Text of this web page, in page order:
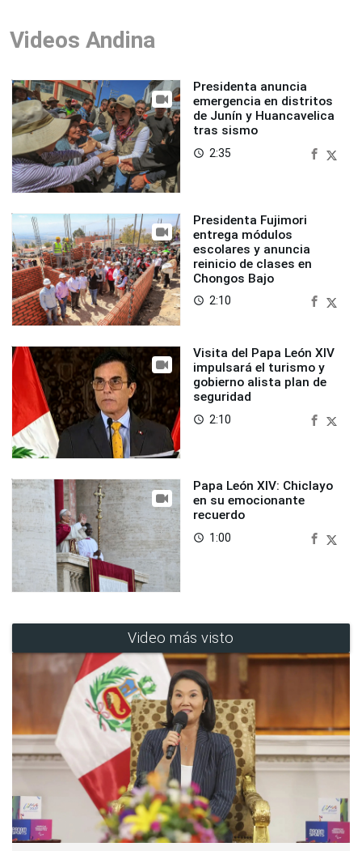
Videos Andina
Presidenta anuncia
emergencia en distritos
de Junín y Huancavelica
tras sismo
access_time 2:35
Presidenta Fujimori
entrega módulos
escolares y anuncia
reinicio de clases en
Chongos Bajo
access_time 2:10
Visita del Papa León XIV
impulsará el turismo y
gobierno alista plan de
seguridad
access_time 2:10
Papa León XIV: Chiclayo
en su emocionante
recuerdo
access_time 1:00
Video más visto